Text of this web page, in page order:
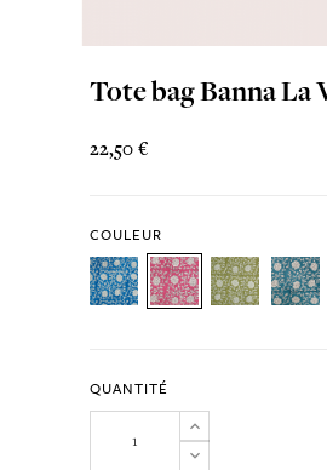
Tote bag Banna La
22,50 €
COULEUR
QUANTITÉ